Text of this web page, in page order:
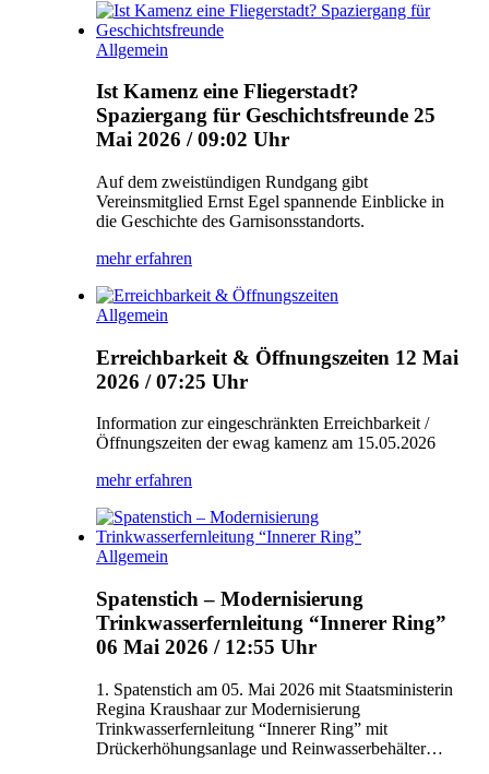
Allgemein
Ist Kamenz eine Fliegerstadt?
Spaziergang für Geschichtsfreunde 25
Mai 2026 / 09:02 Uhr
Auf dem zweistündigen Rundgang gibt
Vereinsmitglied Ernst Egel spannende Einblicke in
die Geschichte des Garnisonsstandorts.
mehr erfahren
Allgemein
Erreichbarkeit & Öffnungszeiten 12 Mai
2026 / 07:25 Uhr
Information zur eingeschränkten Erreichbarkeit /
Öffnungszeiten der ewag kamenz am 15.05.2026
mehr erfahren
Allgemein
Spatenstich – Modernisierung
Trinkwasserfernleitung “Innerer Ring”
06 Mai 2026 / 12:55 Uhr
1. Spatenstich am 05. Mai 2026 mit Staatsministerin
Regina Kraushaar zur Modernisierung
Trinkwasserfernleitung “Innerer Ring” mit
Drückerhöhungsanlage und Reinwasserbehälter…